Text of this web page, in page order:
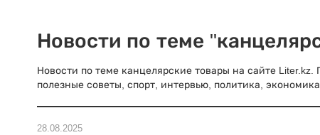
Новости по теме
Новости по теме канцелярские товары на сайте
полезные советы, спорт, интервью, политика,
28.08.2025